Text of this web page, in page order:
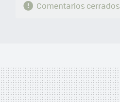
Comentarios cerrados